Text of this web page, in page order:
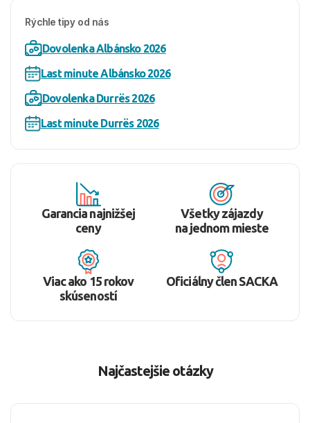
Rýchle tipy od nás
Dovolenka Albánsko 2026
Last minute Albánsko 2026
Dovolenka Durrës 2026
Last minute Durrës 2026
Garancia najnižšej
ceny
Všetky zájazdy
na jednom mieste
Viac ako 15 rokov
skúseností
Oficiálny člen SACKA
Najčastejšie otázky